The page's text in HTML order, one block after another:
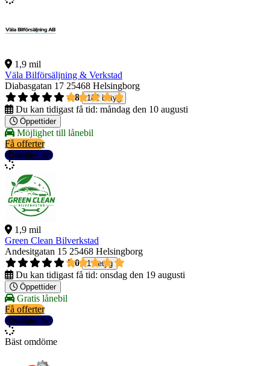
1,9 mil
Väla Bilförsäljning & Verkstad
Diabasgatan 17 25468 Helsingborg
4,8
182 betyg
Du kan tidigast få tid: måndag den 10 augusti
Öppettider
Möjlighet till lånebil
Få offerter
Detaljer
1,9 mil
Green Clean Bilverkstad
Andesitgatan 15 25468 Helsingborg
5,0
1 betyg
Du kan tidigast få tid: onsdag den 19 augusti
Öppettider
Gratis lånebil
Få offerter
Detaljer
Bäst omdöme